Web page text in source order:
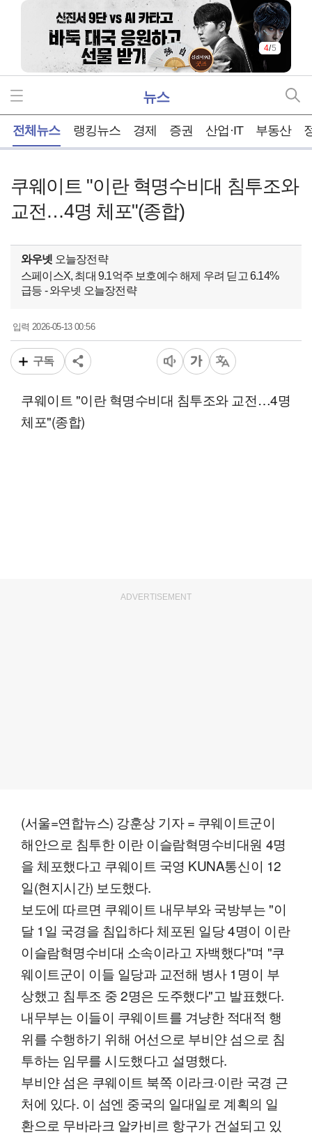
4/5
뉴스
전체뉴스 랭킹뉴스 경제 증권 산업·IT 부동산
쿠웨이트 "이란 혁명수비대 침투조와
교전…4명 체포"(종합)
와우넷 오늘장전략
스페이스X, 최대 9.1억주 보호예수 해제 우려 딛고 6.14%
급등 - 와우넷 오늘장전략
입력2026-05-13 00:56
구독
쿠웨이트 "이란 혁명수비대 침투조와 교전…4명
체포"(종합)
ADVERTISEMENT
(서울=연합뉴스) 강훈상 기자 = 쿠웨이트군이
해안으로 침투한 이란 이슬람혁명수비대원 4명
을 체포했다고 쿠웨이트 국영 KUNA통신이 12
일(현지시간) 보도했다.
보도에 따르면 쿠웨이트 내무부와 국방부는 "이
달 1일 국경을 침입하다 체포된 일당 4명이 이란
이슬람혁명수비대 소속이라고 자백했다"며 "쿠
웨이트군이 이들 일당과 교전해 병사 1명이 부
상했고 침투조 중 2명은 도주했다"고 발표했다.
내무부는 이들이 쿠웨이트를 겨냥한 적대적 행
위를 수행하기 위해 어선으로 부비얀 섬으로 침
투하는 임무를 시도했다고 설명했다.
부비얀 섬은 쿠웨이트 북쪽 이라크·이란 국경 근
처에 있다. 이 섬엔 중국의 일대일로 계획의 일
환으로 무바라크 알카비르 항구가 건설되고 있